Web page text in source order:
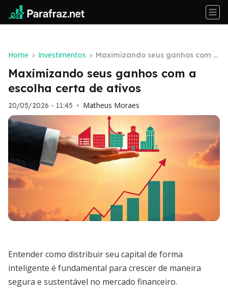
Home > Investimentos > Maximizando seus ganhos com a
escolha certa de ativos
Maximizando seus ganhos com a
escolha certa de ativos
20/05/2026 - 11:45 • Matheus Moraes
Entender como distribuir seu capital de forma
inteligente é fundamental para crescer de maneira
segura e sustentável no mercado financeiro.